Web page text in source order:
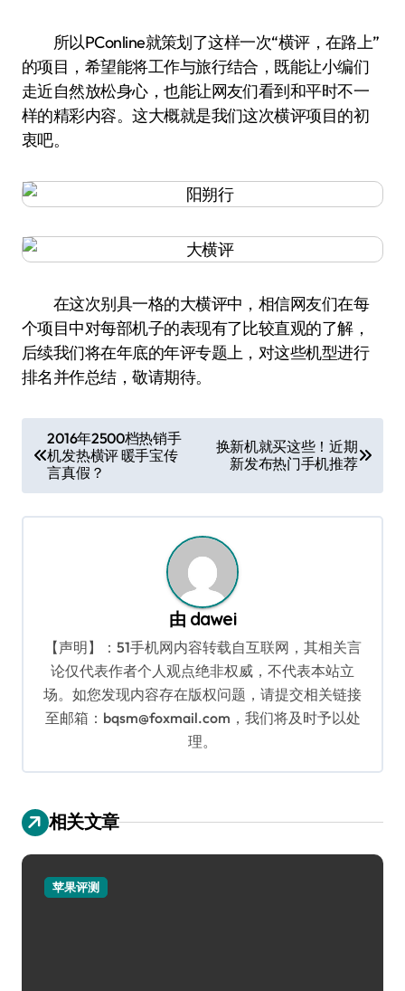
所以PConline就策划了这样一次“横评，在路上”
的项目，希望能将工作与旅行结合，既能让小编们
走近自然放松身心，也能让网友们看到和平时不一
样的精彩内容。这大概就是我们这次横评项目的初
衷吧。
在这次别具一格的大横评中，相信网友们在每
个项目中对每部机子的表现有了比较直观的了解，
后续我们将在年底的年评专题上，对这些机型进行
排名并作总结，敬请期待。
章
导
航
2016年2500档热销手
机发热横评 暖手宝传
言真假？
换新机就买这些！近期
新发布热门手机推荐
由 dawei
【声明】：51手机网内容转载自互联网，其相关言
论仅代表作者个人观点绝非权威，不代表本站立
场。如您发现内容存在版权问题，请提交相关链接
至邮箱：bqsm@foxmail.com，我们将及时予以处
理。
相关文章
苹果评测